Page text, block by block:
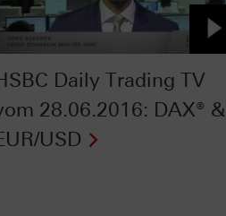
Daily Trading TV
28.06.2016: DAX® &
USD